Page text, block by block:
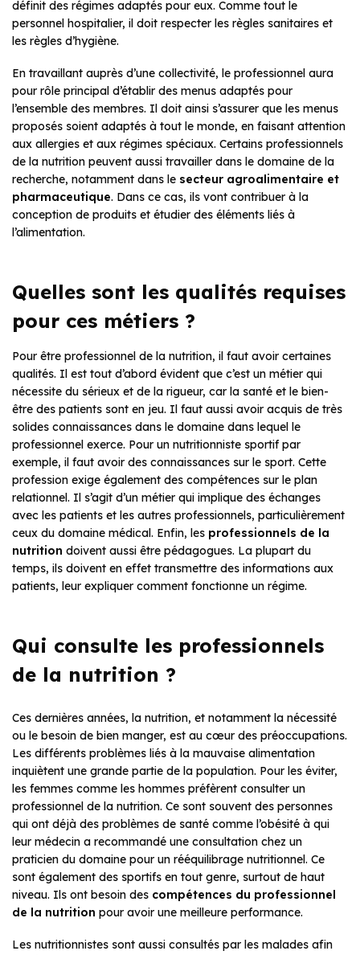
définit des régimes adaptés pour eux. Comme tout le
personnel hospitalier, il doit respecter les règles sanitaires et
les règles d’hygiène.
En travaillant auprès d’une collectivité, le professionnel aura
pour rôle principal d’établir des menus adaptés pour
l’ensemble des membres. Il doit ainsi s’assurer que les menus
proposés soient adaptés à tout le monde, en faisant attention
aux allergies et aux régimes spéciaux. Certains professionnels
de la nutrition peuvent aussi travailler dans le domaine de la
recherche, notamment dans le secteur agroalimentaire et
pharmaceutique. Dans ce cas, ils vont contribuer à la
conception de produits et étudier des éléments liés à
l’alimentation.
Quelles sont les qualités requises
pour ces métiers ?
Pour être professionnel de la nutrition, il faut avoir certaines
qualités. Il est tout d’abord évident que c’est un métier qui
nécessite du sérieux et de la rigueur, car la santé et le bien-
être des patients sont en jeu. Il faut aussi avoir acquis de très
solides connaissances dans le domaine dans lequel le
professionnel exerce. Pour un nutritionniste sportif par
exemple, il faut avoir des connaissances sur le sport. Cette
profession exige également des compétences sur le plan
relationnel. Il s’agit d’un métier qui implique des échanges
avec les patients et les autres professionnels, particulièrement
ceux du domaine médical. Enfin, les professionnels de la
nutrition doivent aussi être pédagogues. La plupart du
temps, ils doivent en effet transmettre des informations aux
patients, leur expliquer comment fonctionne un régime.
Qui consulte les professionnels
de la nutrition ?
Ces dernières années, la nutrition, et notamment la nécessité
ou le besoin de bien manger, est au cœur des préoccupations.
Les différents problèmes liés à la mauvaise alimentation
inquiètent une grande partie de la population. Pour les éviter,
les femmes comme les hommes préfèrent consulter un
professionnel de la nutrition. Ce sont souvent des personnes
qui ont déjà des problèmes de santé comme l’obésité à qui
leur médecin a recommandé une consultation chez un
praticien du domaine pour un rééquilibrage nutritionnel. Ce
sont également des sportifs en tout genre, surtout de haut
niveau. Ils ont besoin des compétences du professionnel
de la nutrition pour avoir une meilleure performance.
Les nutritionnistes sont aussi consultés par les malades afin